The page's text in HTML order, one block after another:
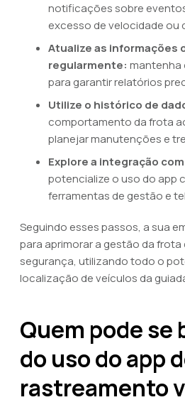
notificações sobre
excesso de velocidade ou
Atualize as informações
regularmente: mantenha
para garantir relatórios
Utilize o histórico de
comportamento da frota
planejar manutenções e
Explore a integração
potencialize o uso do app
ferramentas de gestão e
Seguindo esses passos, a sua
para aprimorar a gestão da frota
segurança, utilizando todo o
localização de veículos da
Quem pode
do uso do app
rastreamento